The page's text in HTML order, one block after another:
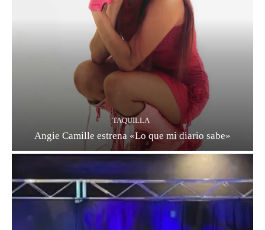
TAQUILLA
Angie Camille estrena «Lo que mi diario sabe»